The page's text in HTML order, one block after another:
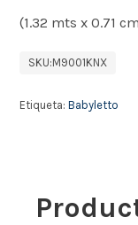
(1.32 mts x 0.71
SKU:M9001KNX
Etiqueta:Babyletto